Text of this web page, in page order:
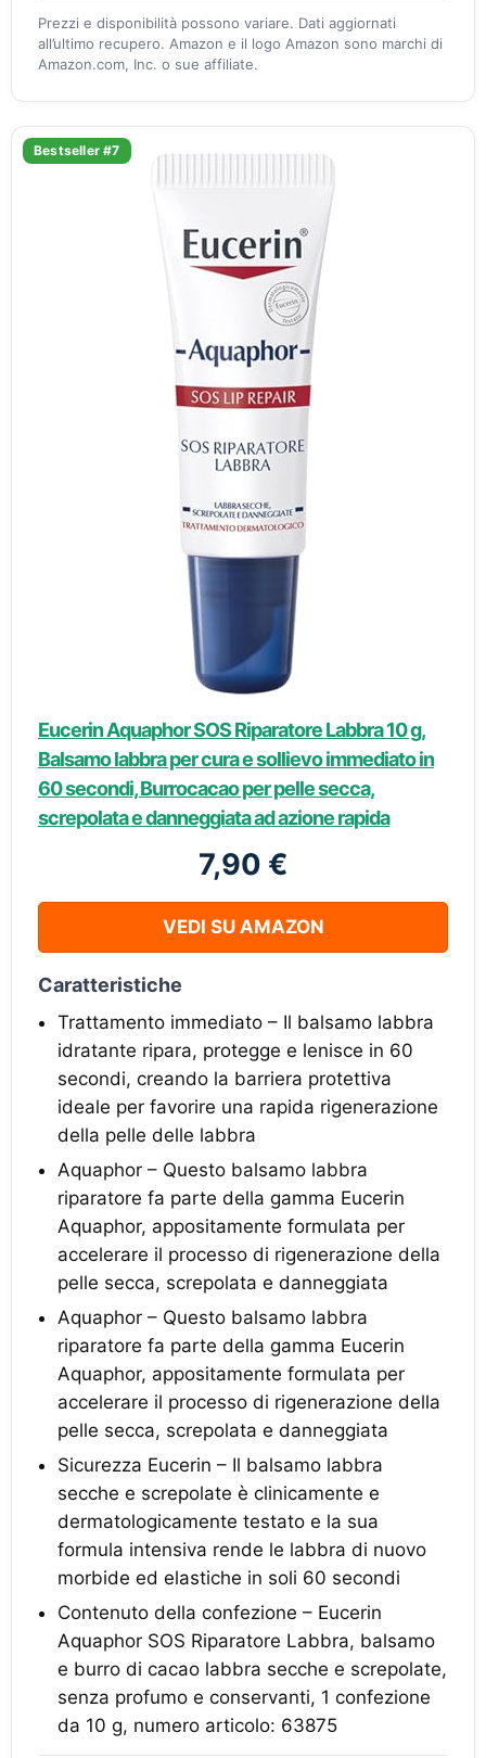
Prezzi e disponibilità possono variare. Dati aggiornati
all’ultimo recupero. Amazon e il logo Amazon sono marchi di
Amazon.com, Inc. o sue affiliate.
Bestseller #7
Eucerin Aquaphor SOS Riparatore Labbra 10 g,
Balsamo labbra per cura e sollievo immediato in
60 secondi, Burrocacao per pelle secca,
screpolata e danneggiata ad azione rapida
7,90 €
VEDI SU AMAZON
Caratteristiche
Trattamento immediato – Il balsamo labbra
idratante ripara, protegge e lenisce in 60
secondi, creando la barriera protettiva
ideale per favorire una rapida rigenerazione
della pelle delle labbra
Aquaphor – Questo balsamo labbra
riparatore fa parte della gamma Eucerin
Aquaphor, appositamente formulata per
accelerare il processo di rigenerazione della
pelle secca, screpolata e danneggiata
Aquaphor – Questo balsamo labbra
riparatore fa parte della gamma Eucerin
Aquaphor, appositamente formulata per
accelerare il processo di rigenerazione della
pelle secca, screpolata e danneggiata
Sicurezza Eucerin – Il balsamo labbra
secche e screpolate è clinicamente e
dermatologicamente testato e la sua
formula intensiva rende le labbra di nuovo
morbide ed elastiche in soli 60 secondi
Contenuto della confezione – Eucerin
Aquaphor SOS Riparatore Labbra, balsamo
e burro di cacao labbra secche e screpolate,
senza profumo e conservanti, 1 confezione
da 10 g, numero articolo: 63875